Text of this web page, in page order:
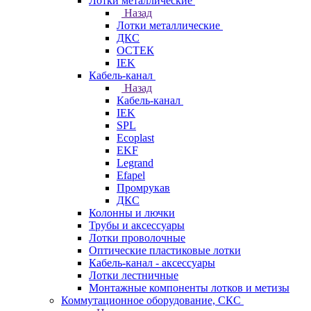
Назад
Лотки металлические
ДКС
ОСТЕК
IEK
Кабель-канал
Назад
Кабель-канал
IEK
SPL
Ecoplast
EKF
Legrand
Efapel
Промрукав
ДКС
Колонны и лючки
Трубы и аксессуары
Лотки проволочные
Оптические пластиковые лотки
Кабель-канал - аксессуары
Лотки лестничные
Монтажные компоненты лотков и метизы
Коммутационное оборудование, СКС